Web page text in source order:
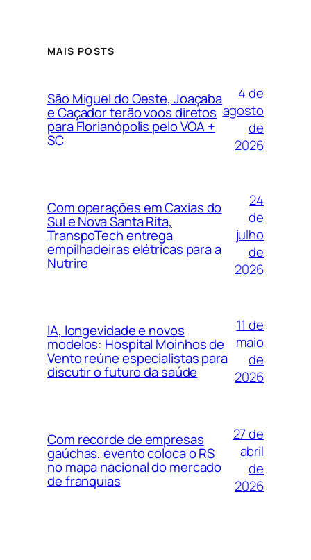
MAIS POSTS
São Miguel do Oeste, Joaçaba
e Caçador terão voos diretos
para Florianópolis pelo VOA +
SC
4 de
agosto
de
2026
Com operações em Caxias do
Sul e Nova Santa Rita,
TranspoTech entrega
empilhadeiras elétricas para a
Nutrire
24
de
julho
de
2026
IA, longevidade e novos
modelos: Hospital Moinhos de
Vento reúne especialistas para
discutir o futuro da saúde
11 de
maio
de
2026
Com recorde de empresas
gaúchas, evento coloca o RS
no mapa nacional do mercado
de franquias
27 de
abril
de
2026